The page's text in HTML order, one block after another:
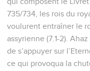
735/734, les rois du
voulurent entraîner le
assyrienne (7.1-2).
de s’appuyer sur
ce qui provoqua la